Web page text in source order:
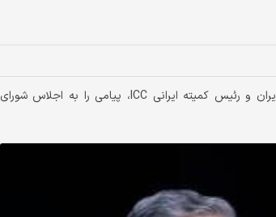
دنیای ‌اقتصاد: صمد حسن‌‌زاده، رئیس اتاق بازرگانی، صنایع، معادن و کشاورزی ایران و رئیس کمیته ایرانی ICC، پیامی را به اجلاس شورای